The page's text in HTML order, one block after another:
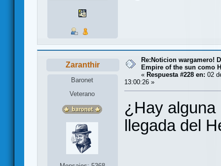
Zaranthir
Baronet
Veterano
Re:Noticion wargamero!
Empire of the sun como
« Respuesta #228 en: 02
13:00:26 »
¿Hay alguna
llegada del